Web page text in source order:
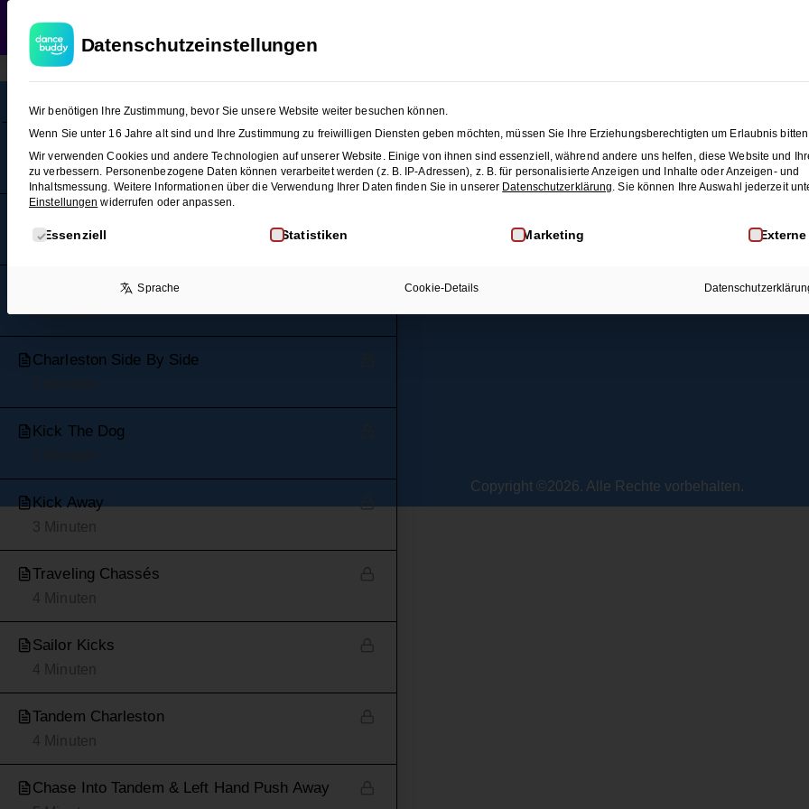
3 Minuten
3 Minuten
Texas Tommy
4 Minuten
Charleston Side By Side
Kick The Dog
Kick Away
3 Minuten
Traveling Chassés
4 Minuten
Sailor Kicks
4 Minuten
Tandem Charleston
4 Minuten
Chase Into Tandem & Left Hand Push Away
This content is protected, pleaselogin andenroll
Rechtliches
AGB
Widerrufsrecht
Mehr Infos
Membership
Copyright ©2026. Alle Rechte vorbehalten.
Datenschutzeinstellungen
Wir benötigen Ihre Zustimmung, bevor Sie unsere Website weiter besuchen können.
Wenn Sie unter 16 Jahre alt sind und Ihre Zustimmung zu freiwilligen Diensten geben möchten, müssen Sie Ihre Erziehungsberechtigten um Erlaubnis
Wir verwenden Cookies und andere Technologien auf unserer Website. Einige von ihnen sind essenziell, während andere uns helfen, diese Website und
zu verbessern. Personenbezogene Daten können verarbeitet werden (z. B. IP-Adressen), z. B. für personalisierte Anzeigen und Inhalte oder Anzeigen- und
Inhaltsmessung. Weitere Informationen über die Verwendung Ihrer Daten finden Sie in unserer Datenschutzerklärung. Sie können Ihre Auswahl jederzeit
Einstellungen widerrufen oder anpassen.
Es folgt eine Liste der Service-Gruppen, für die eine Einwilligung erteilt werden kann. Die erste Service-Gruppe
Essenziell Statistiken Marketing
Sprache Cookie-Details